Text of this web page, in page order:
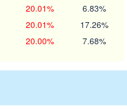
20.01% 6.83%
20.01% 17.26%
20.00% 7.68%